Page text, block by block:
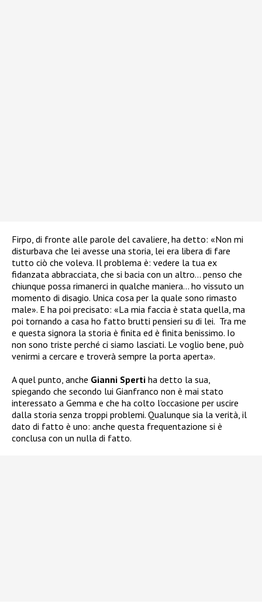
Firpo, di fronte alle parole del cavaliere, ha detto: «Non mi
disturbava che lei avesse una storia, lei era libera di fare
tutto ciò che voleva. Il problema è: vedere la tua ex
fidanzata abbracciata, che si bacia con un altro… penso che
chiunque possa rimanerci in qualche maniera… ho vissuto un
momento di disagio. Unica cosa per la quale sono rimasto
male». E ha poi precisato: «La mia faccia è stata quella, ma
poi tornando a casa ho fatto brutti pensieri su di lei. Tra me
e questa signora la storia è finita ed è finita benissimo. Io
non sono triste perché ci siamo lasciati. Le voglio bene, può
venirmi a cercare e troverà sempre la porta aperta».
A quel punto, anche Gianni Sperti ha detto la sua,
spiegando che secondo lui Gianfranco non è mai stato
interessato a Gemma e che ha colto l’occasione per uscire
dalla storia senza troppi problemi. Qualunque sia la verità, il
dato di fatto è uno: anche questa frequentazione si è
conclusa con un nulla di fatto.